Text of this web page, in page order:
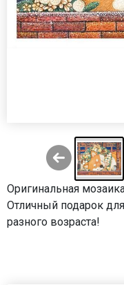
Оригинальная
Отличный подарок
разного возраста!